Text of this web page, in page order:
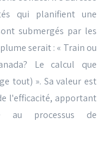
qui planifient une
submergés par les
serait : « Train ou
Le calcul que
tout) ». Sa valeur est
l'efficacité, apportant
au processus de